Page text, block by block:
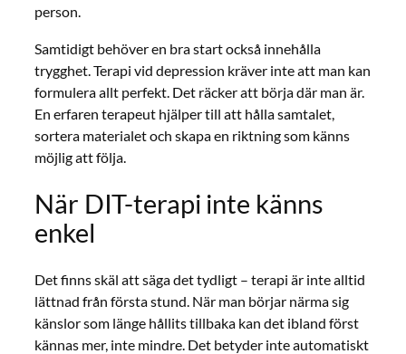
person.
Samtidigt behöver en bra start också innehålla
trygghet. Terapi vid depression kräver inte att man kan
formulera allt perfekt. Det räcker att börja där man är.
En erfaren terapeut hjälper till att hålla samtalet,
sortera materialet och skapa en riktning som känns
möjlig att följa.
När DIT-terapi inte känns
enkel
Det finns skäl att säga det tydligt – terapi är inte alltid
lättnad från första stund. När man börjar närma sig
känslor som länge hållits tillbaka kan det ibland först
kännas mer, inte mindre. Det betyder inte automatiskt